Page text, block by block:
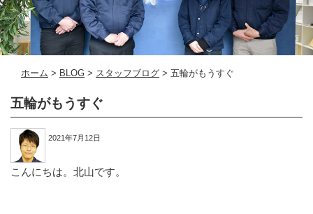
ホーム > BLOG > スタッフブログ > 五輪がもうすぐ
五輪がもうすぐ
2021年7月12日
こんにちは。北山です。